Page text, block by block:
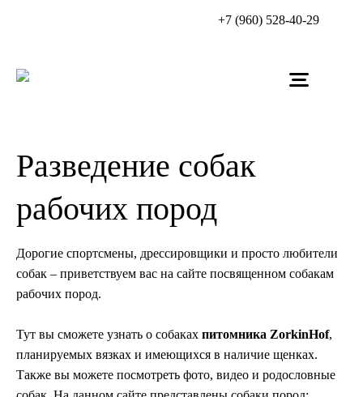
+7 (960) 528-40-29
Разведение собак
рабочих пород
Дорогие спортсмены, дрессировщики и просто любители
собак – приветствуем вас на сайте посвященном собакам
рабочих пород.
Тут вы сможете узнать о собаках питомника ZorkinHof,
планируемых вязках и имеющихся в наличие щенках.
Также вы можете посмотреть фото, видео и родословные